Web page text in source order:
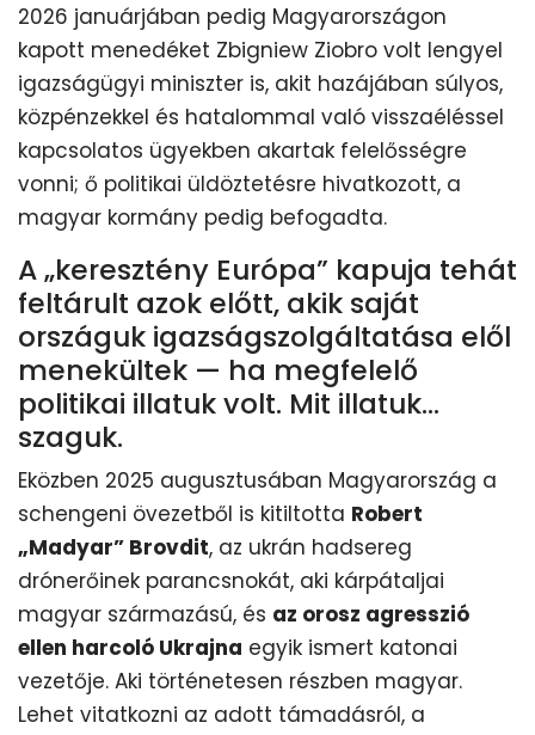
2026 januárjában pedig Magyarországon
kapott menedéket Zbigniew Ziobro volt lengyel
igazságügyi miniszter is, akit hazájában súlyos,
közpénzekkel és hatalommal való visszaéléssel
kapcsolatos ügyekben akartak felelősségre
vonni; ő politikai üldöztetésre hivatkozott, a
magyar kormány pedig befogadta.
A „keresztény Európa” kapuja tehát
feltárult azok előtt, akik saját
országuk igazságszolgáltatása elől
menekültek — ha megfelelő
politikai illatuk volt. Mit illatuk...
szaguk.
Eközben 2025 augusztusában Magyarország a
schengeni övezetből is kitiltotta Robert
„Madyar” Brovdit, az ukrán hadsereg
drónerőinek parancsnokát, aki kárpátaljai
magyar származású, és az orosz agresszió
ellen harcoló Ukrajna egyik ismert katonai
vezetője. Aki történetesen részben magyar.
Lehet vitatkozni az adott támadásról, a